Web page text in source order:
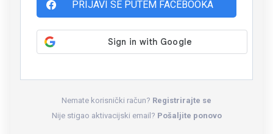
PRIJAVI SE PUTEM FACEBOOKA
Nemate korisnički račun? Registrirajte se
Nije stigao aktivacijski email? Pošaljite ponovo